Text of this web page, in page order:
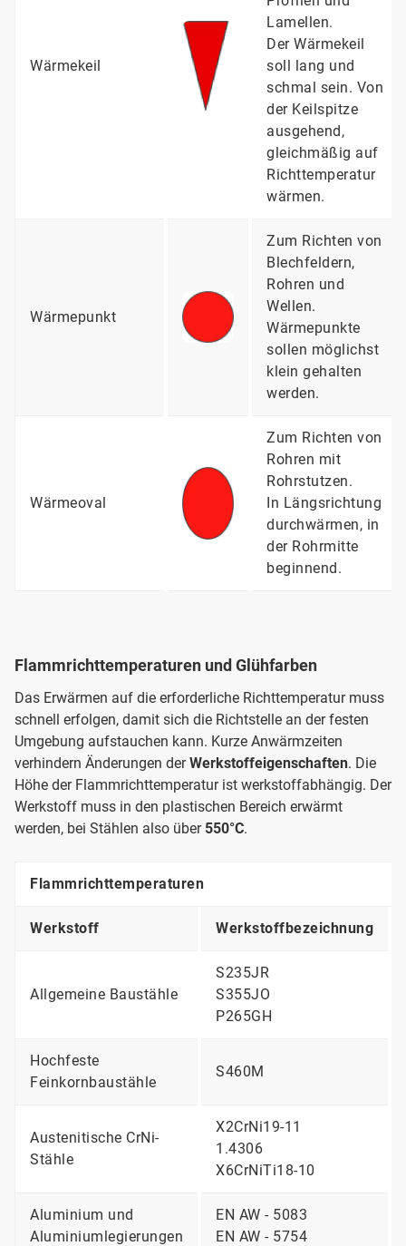
Wärmekeil
Lamellen.
Der Wärmekeil
soll lang und
schmal sein. Von
der Keilspitze
ausgehend,
gleichmäßig auf
Richttemperatur
wärmen.
Wärmepunkt
Zum Richten von
Blechfeldern,
Rohren und
Wellen.
Wärmepunkte
sollen möglichst
klein gehalten
werden.
Wärmeoval
Zum Richten von
Rohren mit
Rohrstutzen.
In Längsrichtung
durchwärmen, in
der Rohrmitte
beginnend.
Flammrichttemperaturen und Glühfarben
Das Erwärmen auf die erforderliche Richttemperatur muss
schnell erfolgen, damit sich die Richtstelle an der festen
Umgebung aufstauchen kann. Kurze Anwärmzeiten
verhindern Änderungen derWerkstoffeigenschaften. Die
Höhe der Flammrichttemperatur ist werkstoffabhängig. Der
Werkstoff muss in den plastischen Bereich erwärmt
werden, bei Stählen also über550°C.
Flammrichttemperaturen
Werkstoff Werkstoffbezeichnung
Allgemeine Baustähle
S235JR
S355JO
P265GH
Hochfeste
Feinkornbaustähle
S460M
Austenitische CrNi-
Stähle
X2CrNi19-11
1.4306
X6CrNiTi18-10
Aluminium und
Aluminiumlegierungen
EN AW - 5083
EN AW - 5754